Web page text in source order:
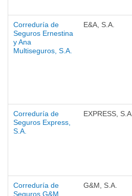
Correduría de
Seguros Ernestina
y Ana
Multiseguros, S.A.
E&A, S.A.
Correduría de
Seguros Express,
S.A.
EXPRESS, S.A.
Correduría de
Seguros G&M
G&M, S.A.